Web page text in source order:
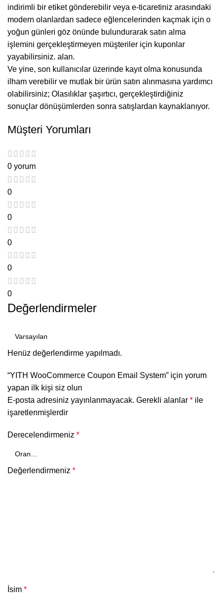
indirimli bir etiket gönderebilir veya e-ticaretiniz arasındaki
modern olanlardan sadece eğlencelerinden kaçmak için o
yoğun günleri göz önünde bulundurarak satın alma
işlemini gerçekleştirmeyen müşteriler için kuponlar
yayabilirsiniz. alan.
Ve yine, son kullanıcılar üzerinde kayıt olma konusunda
ilham verebilir ve mutlak bir ürün satın alınmasına yardımcı
olabilirsiniz; Olasılıklar şaşırtıcı, gerçekleştirdiğiniz
sonuçlar dönüşümlerden sonra satışlardan kaynaklanıyor.
Müşteri Yorumları
0 yorum
0
0
0
0
0
Değerlendirmeler
Henüz değerlendirme yapılmadı.
“YITH WooCommerce Coupon Email System” için yorum
yapan ilk kişi siz olun
E-posta adresiniz yayınlanmayacak. Gerekli alanlar * ile
işaretlenmişlerdir
Derecelendirmeniz *
Değerlendirmeniz *
İsim *